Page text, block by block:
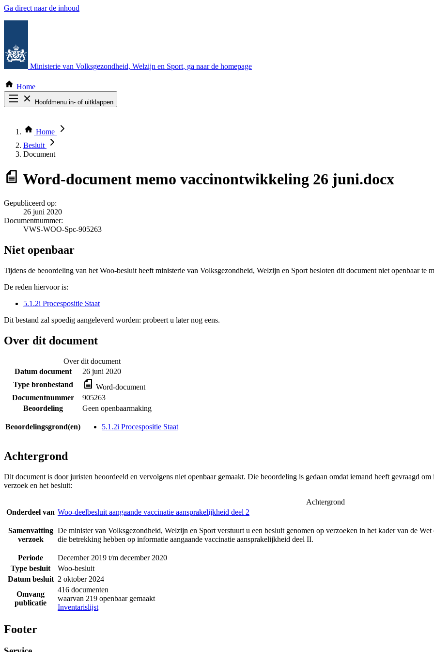
Ga direct naar de inhoud
Ministerie van Volksgezondheid, Welzijn en Sport, ga naar de homepage
Home
Hoofdmenu in- of uitklappen
Thema COVID-19
Bekijk per bestuursorgaan
Home
Besluit
Document
Word-document memo vaccinontwikkeling 26 juni.docx
Gepubliceerd op:
26 juni 2020
Documentnummer:
VWS-WOO-Spc-905263
Niet openbaar
Tijdens de beoordeling van het Woo-besluit heeft ministerie van Volksgezondheid, Welzijn en Sport besloten dit document niet openbaar te
De reden hiervoor is:
5.1.2i Procespositie Staat
Dit bestand zal spoedig aangeleverd worden: probeert u later nog eens.
Over dit document
Over dit document
Datum document
26 juni 2020
Type bronbestand
Word-document
Documentnummer
905263
Beoordeling
Geen openbaarmaking
Beoordelingsgrond(en) 5.1.2i Procespositie Staat
Achtergrond
Dit document is door juristen beoordeeld en vervolgens niet openbaar gemaakt. Die beoordeling is gedaan omdat iemand heeft gevraagd
verzoek en het besluit:
Achtergrond
Onderdeel van Woo-deelbesluit aangaande vaccinatie aansprakelijkheid deel 2
Samenvatting
verzoek
De minister van Volksgezondheid, Welzijn en Sport verstuurt u een besluit genomen op verzoeken in het kader van de
die betrekking hebben op informatie aangaande vaccinatie aansprakelijkheid deel II.
Periode
December 2019 t/m december 2020
Type besluit
Woo-besluit
Datum besluit 2 oktober 2024
Omvang
publicatie
416 documenten
waarvan 219 openbaar gemaakt
Inventarislijst
Footer